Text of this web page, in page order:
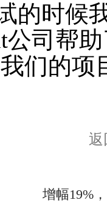
时候我
司帮
们的项
返
增幅19%